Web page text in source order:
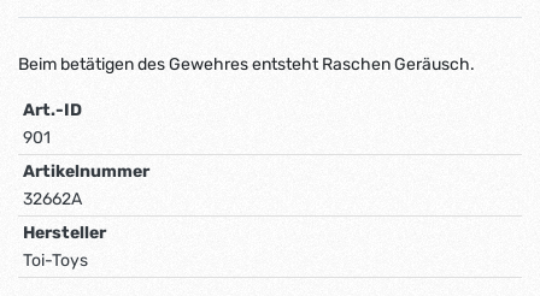
Beim betätigen des Gewehres entsteht Raschen Geräusch.
Art.-ID
901
Artikelnummer
32662A
Hersteller
Toi-Toys